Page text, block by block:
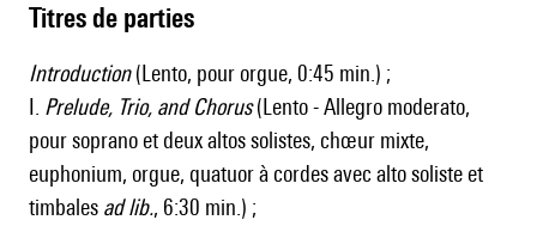
Titres de parties
Introduction(Lento, pour orgue, 0:45 min.) ;
I. Prelude, Trio, and Chorus(Lento - Allegro moderato,
pour soprano et deux altos solistes, chœur mixte,
euphonium, orgue, quatuor à cordes avec alto soliste et
timbales ad lib., 6:30 min.) ;